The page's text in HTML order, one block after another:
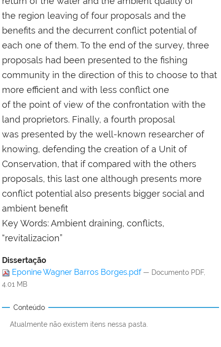
the region leaving of four proposals and the
benefits and the decurrent conflict potential of
each one of them. To the end of the survey, three
proposals had been presented to the fishing
community in the direction of this to choose to that
more efficient and with less conflict one
of the point of view of the confrontation with the
land proprietors. Finally, a fourth proposal
was presented by the well-known researcher of
knowing, defending the creation of a Unit of
Conservation, that if compared with the others
proposals, this last one although presents more
conflict potential also presents bigger social and
ambient benefit
Key Words: Ambient draining, conflicts,
“revitalizacion”
Dissertação
Eponine Wagner Barros Borges.pdf — Documento PDF,
4.01 MB
Conteúdo
Atualmente não existem itens nessa pasta.